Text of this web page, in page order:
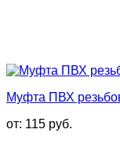
Муфта ПВХ
от: 115 руб.